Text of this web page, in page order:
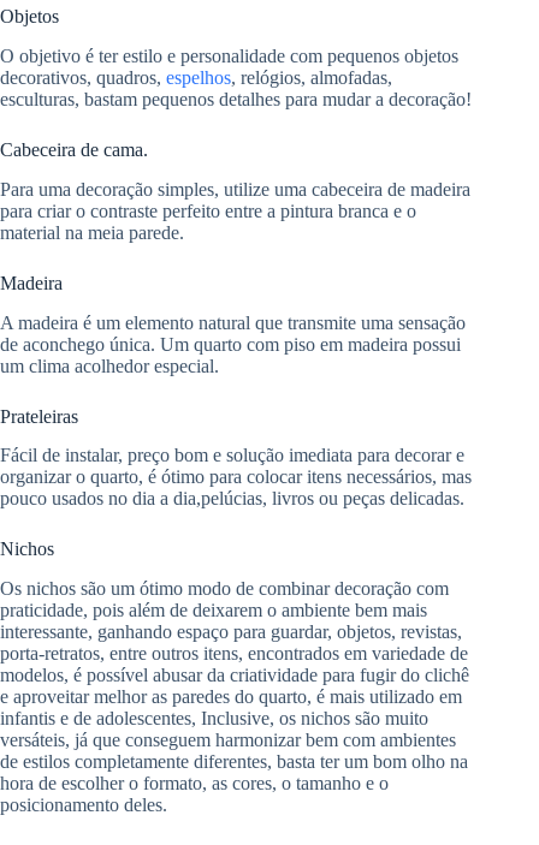
Objetos
O objetivo é ter estilo e personalidade com pequenos objetos
decorativos, quadros, espelhos, relógios, almofadas,
esculturas, bastam pequenos detalhes para mudar a decoração!
Cabeceira de cama.
Para uma decoração simples, utilize uma cabeceira de madeira
para criar o contraste perfeito entre a pintura branca e o
material na meia parede.
Madeira
A madeira é um elemento natural que transmite uma sensação
de aconchego única. Um quarto com piso em madeira possui
um clima acolhedor especial.
Prateleiras
Fácil de instalar, preço bom e solução imediata para decorar e
organizar o quarto, é ótimo para colocar itens necessários, mas
pouco usados no dia a dia,pelúcias, livros ou peças delicadas.
Nichos
Os nichos são um ótimo modo de combinar decoração com
praticidade, pois além de deixarem o ambiente bem mais
interessante, ganhando espaço para guardar, objetos, revistas,
porta-retratos, entre outros itens, encontrados em variedade de
modelos, é possível abusar da criatividade para fugir do clichê
e aproveitar melhor as paredes do quarto, é mais utilizado em
infantis e de adolescentes, Inclusive, os nichos são muito
versáteis, já que conseguem harmonizar bem com ambientes
de estilos completamente diferentes, basta ter um bom olho na
hora de escolher o formato, as cores, o tamanho e o
posicionamento deles.